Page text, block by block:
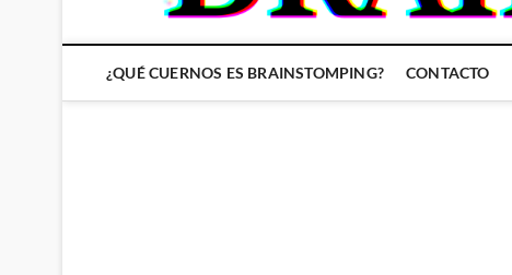
¿QUÉ CUERNOS ES BRAINSTOMPING? CONTACTO